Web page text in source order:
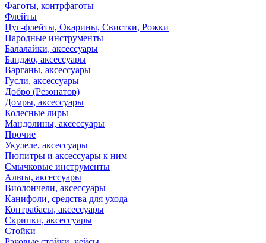
Фаготы, контрфаготы
Флейты
Цуг-флейты, Окарины, Свистки, Рожки
Народные инструменты
Балалайки, аксессуары
Банджо, аксессуары
Варганы, аксессуары
Гусли, аксессуары
Добро (Резонатор)
Домры, аксессуары
Колесные лиры
Мандолины, аксессуары
Прочие
Укулеле, аксессуары
Пюпитры и аксессуары к ним
Смычковые инструменты
Альты, аксессуары
Виолончели, аксессуары
Канифоли, средства для ухода
Контрабасы, аксессуары
Скрипки, аксессуары
Стойки